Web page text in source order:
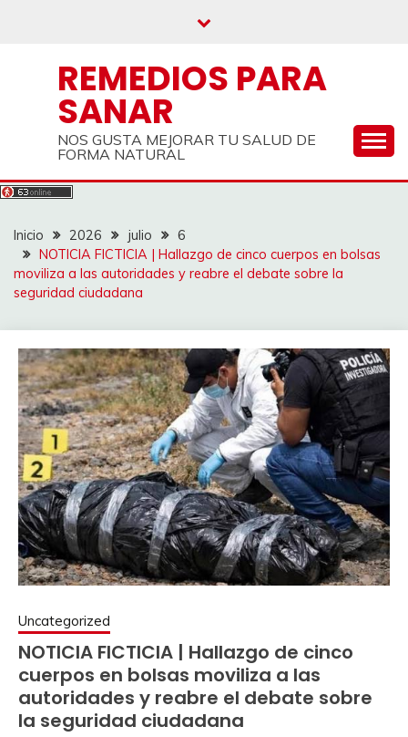
REMEDIOS PARA
SANAR
NOS GUSTA MEJORAR TU SALUD DE
FORMA NATURAL
Inicio 2026 julio
6
NOTICIA FICTICIA | Hallazgo de cinco cuerpos en bolsas
moviliza a las autoridades y reabre el debate sobre la
seguridad ciudadana
Uncategorized
NOTICIA FICTICIA | Hallazgo de cinco
cuerpos en bolsas moviliza a las
autoridades y reabre el debate sobre
la seguridad ciudadana